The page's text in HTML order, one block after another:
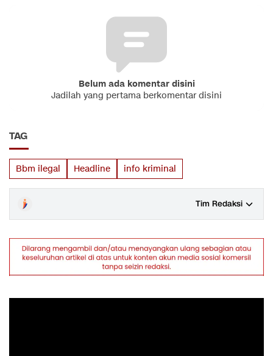
Belum ada komentar disini
Jadilah yang pertama berkomentar disini
TAG
Bbm ilegal Headline info kriminal
Tim Redaksi